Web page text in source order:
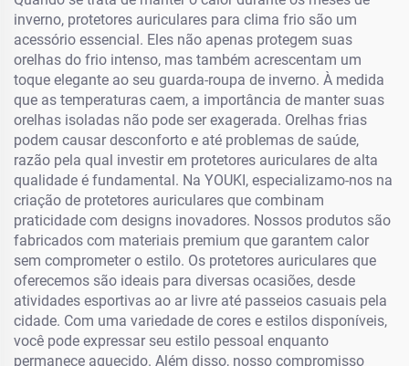
inverno, protetores auriculares para clima frio são um
acessório essencial. Eles não apenas protegem suas
orelhas do frio intenso, mas também acrescentam um
toque elegante ao seu guarda-roupa de inverno. À medida
que as temperaturas caem, a importância de manter suas
orelhas isoladas não pode ser exagerada. Orelhas frias
podem causar desconforto e até problemas de saúde,
razão pela qual investir em protetores auriculares de alta
qualidade é fundamental. Na YOUKI, especializamo-nos na
criação de protetores auriculares que combinam
praticidade com designs inovadores. Nossos produtos são
fabricados com materiais premium que garantem calor
sem comprometer o estilo. Os protetores auriculares que
oferecemos são ideais para diversas ocasiões, desde
atividades esportivas ao ar livre até passeios casuais pela
cidade. Com uma variedade de cores e estilos disponíveis,
você pode expressar seu estilo pessoal enquanto
permanece aquecido. Além disso, nosso compromisso